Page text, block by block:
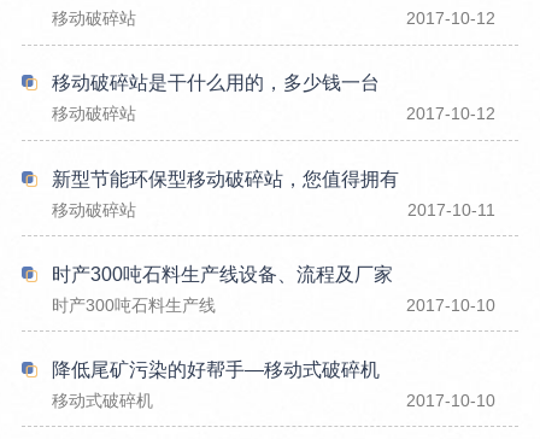
移动破碎站 2017-10-12
移动破碎站是干什么用的，多少钱一台
移动破碎站 2017-10-12
新型节能环保型移动破碎站，您值得拥有
移动破碎站 2017-10-11
时产300吨石料生产线设备、流程及厂家
时产300吨石料生产线 2017-10-10
降低尾矿污染的好帮手—移动式破碎机
移动式破碎机 2017-10-10